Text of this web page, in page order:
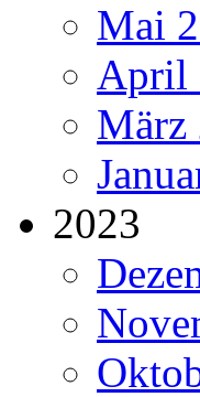
Mai
April
März
2023